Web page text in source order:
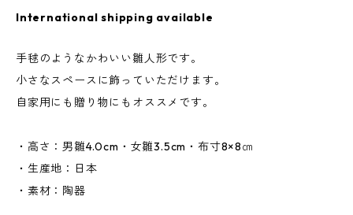
International shipping available
手毬のようなかわいい雛人形です。
小さなスペースに飾っていただけます。
自家用にも贈り物にもオススメです。
・高さ：男雛4.0cm・女雛3.5cm・布寸8×8㎝
・生産地：日本
・素材：陶器